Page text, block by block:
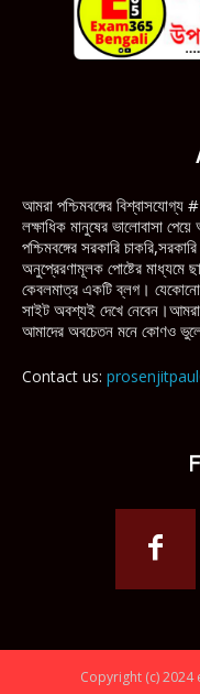
আমরা পশ্চিমবঙ্গের
লক্ষাধিক মানুষের ভালোবাসা
পশ্চিমবঙ্গের সরকারি
অনুপ্রেরণামূলক পোষ্টের মাধ্যমে
কেবলমাত্র একটি ব্লগ।
সাইট অবশ্যই দেখে
আমাদের অবচেতন মনে কোণও
Contact us:
Copyright (c) 2024